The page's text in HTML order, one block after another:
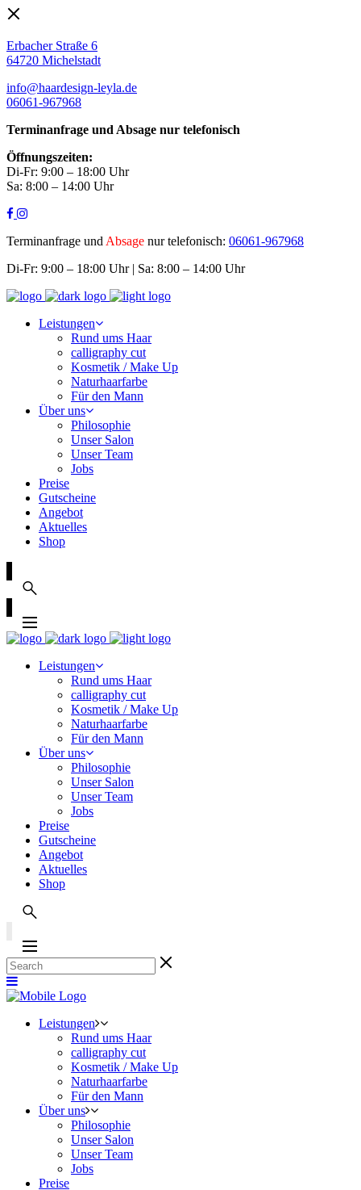
Erbacher Straße 6
64720 Michelstadt
info@haardesign-leyla.de
06061-967968
Terminanfrage und Absage nur telefonisch
Öffnungszeiten:
Di-Fr: 9:00 – 18:00 Uhr
Sa: 8:00 – 14:00 Uhr
Terminanfrage und Absage nur telefonisch: 06061-967968
Di-Fr: 9:00 – 18:00 Uhr | Sa: 8:00 – 14:00 Uhr
Leistungen
Rund ums Haar
calligraphy cut
Kosmetik / Make Up
Naturhaarfarbe
Für den Mann
Über uns
Philosophie
Unser Salon
Unser Team
Jobs
Preise
Gutscheine
Angebot
Aktuelles
Shop
Leistungen
Rund ums Haar
calligraphy cut
Kosmetik / Make Up
Naturhaarfarbe
Für den Mann
Über uns
Philosophie
Unser Salon
Unser Team
Jobs
Preise
Gutscheine
Angebot
Aktuelles
Shop
Leistungen
Rund ums Haar
calligraphy cut
Kosmetik / Make Up
Naturhaarfarbe
Für den Mann
Über uns
Philosophie
Unser Salon
Unser Team
Jobs
Preise